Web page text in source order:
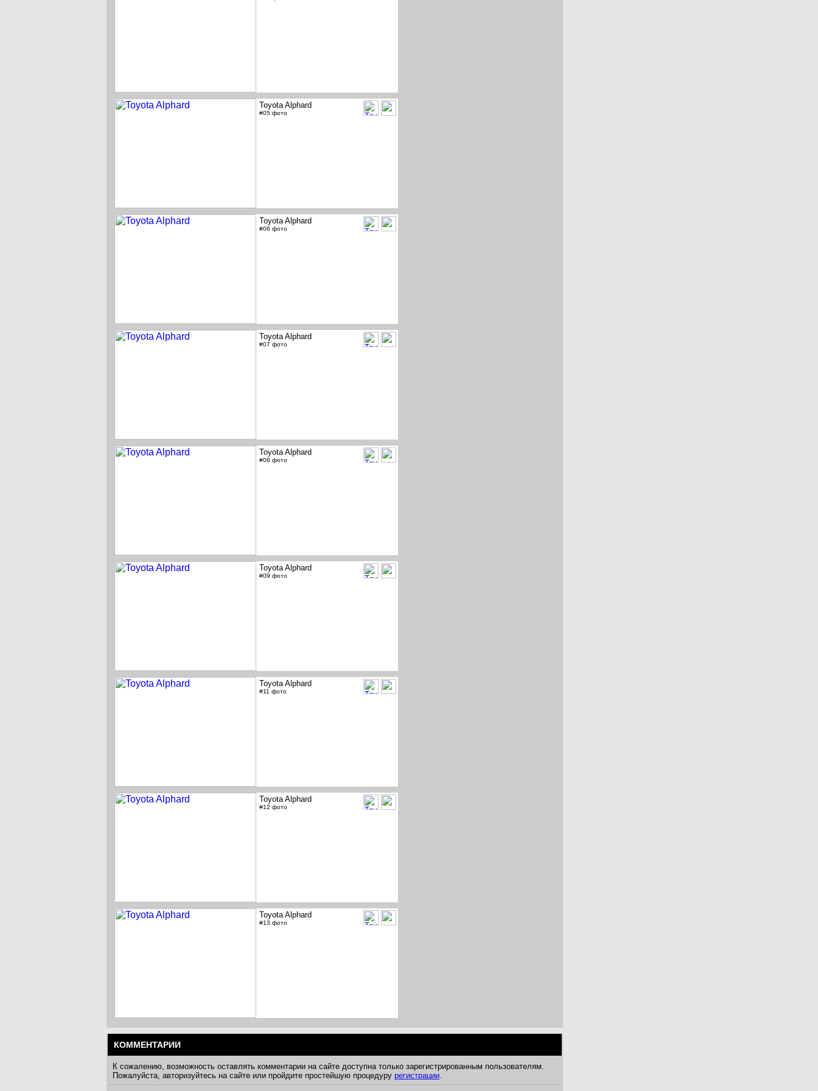
Toyota Alphard
#05 фото
Toyota Alphard
#06 фото
Toyota Alphard
#07 фото
Toyota Alphard
#08 фото
Toyota Alphard
#09 фото
Toyota Alphard
#11 фото
Toyota Alphard
#12 фото
Toyota Alphard
#13 фото
КОММЕНТАРИИ
К сожалению, возможность оставлять комментарии на сайте доступна только зарегистрированным пользователям.
Пожалуйста, авторизуйтесь на сайте или пройдите простейшую процедуру регистрации.